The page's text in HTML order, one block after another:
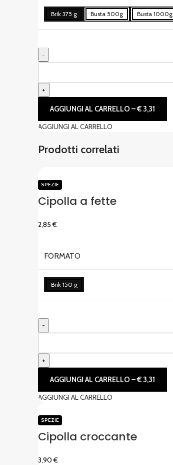
Brik 375 g Busta 500g Busta 1000g
AGGIUNGI AL CARRELLO – € 3,31
AGGIUNGI AL CARRELLO
Prodotti correlati
Cipolla a fette
SPEZIE
2,85€
FORMATO
Brik 150 g
AGGIUNGI AL CARRELLO – € 3,31
AGGIUNGI AL CARRELLO
Cipolla croccante
SPEZIE
3,90€